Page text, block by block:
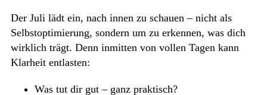
Der Juli lädt ein, nach innen zu schauen – nicht als
Selbstoptimierung, sondern um zu erkennen, was dich
wirklich trägt. Denn inmitten von vollen Tagen kann
Klarheit entlasten:
Was tut dir gut – ganz praktisch?